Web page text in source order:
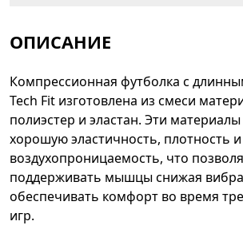
ОПИСАНИЕ
Компрессионная футболка с
Tech Fit изготовлена из смеси
полиэстер и эластан. Эти
хорошую эластичность, плотность и
воздухопроницаемость, что
поддерживать мышцы снижая
обеспечивать комфорт во время
игр.